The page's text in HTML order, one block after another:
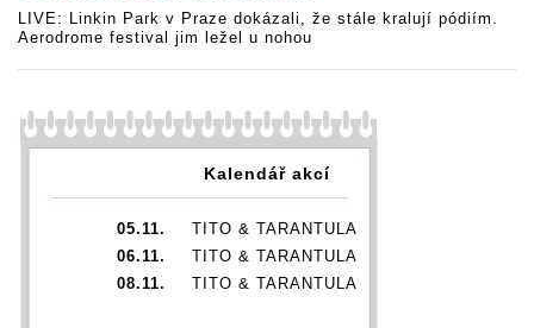
LIVE: Linkin Park v Praze dokázali, že stále kralují pódiím.
Aerodrome festival jim ležel u nohou
Kalendář akcí
05.11.
TITO & TARANTULA
06.11.
TITO & TARANTULA
08.11.
TITO & TARANTULA